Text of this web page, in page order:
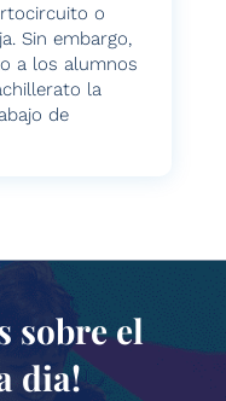
o
Sin embargo,
a los alumnos
la
de
sobre el
dia!